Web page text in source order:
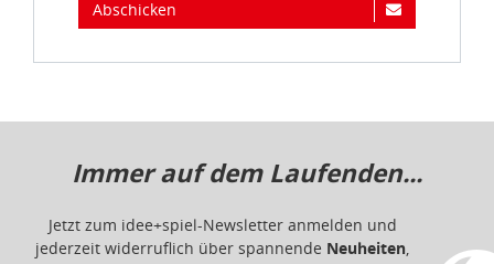
Abschicken
Immer auf dem Laufenden...
Jetzt zum idee+spiel-Newsletter anmelden und
jederzeit widerruflich über spannende Neuheiten,